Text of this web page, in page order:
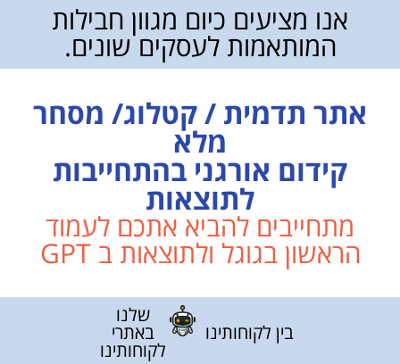
אנו מציעים כיום מגוון חבילות
המותאמות לעסקים שונים.
אתר תדמית / קטלוג/ מסחר
מלא
קידום אורגני בהתחייבות
לתוצאות
מתחייבים להביא אתכם לעמוד
הראשון בגוגל ולתוצאות ב GPT
בין לקוחותינו
שלנו
באתרי
לקוחותינו